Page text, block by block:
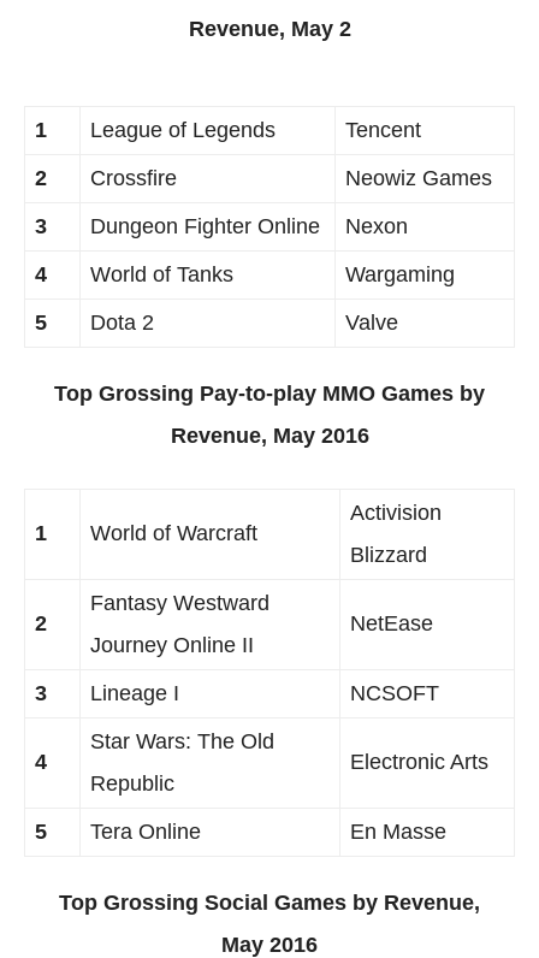
Revenue, May 2
1 League of Legends
Tencent
2
Crossfire
Neowiz Games
3
Dungeon Fighter Online
Nexon
4
World of Tanks
Wargaming
5
Dota 2 Valve
Top Grossing Pay-to-play MMO Games by
Revenue, May 2016
1 World of Warcraft
Activision
Blizzard
2
Fantasy Westward
Journey Online II
NetEase
3 Lineage I NCSOFT
4
Star Wars: The Old
Republic
Electronic Arts
5 Tera Online En Masse
Top Grossing Social Games by Revenue,
May 2016